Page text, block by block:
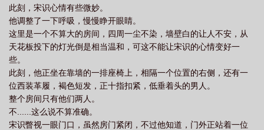
此刻，宋识心情有些微妙。
他调整了一下呼吸，慢慢睁开眼睛。
这里是一个不算大的房间，四周一尘不染，墙壁白的让人不安，从
天花板投下的灯光倒是相当温和，可这不能让宋识的心情变好一
些。
此刻，他正坐在靠墙的一排座椅上，相隔一个位置的右侧，还有一
位西装革履，褐色短发，正十指扣紧，低垂着头的男人。
整个房间只有他们两人。
不......这么说不算准确。
宋识瞥视一眼门口，虽然房门紧闭，不过他知道，门外正站着一位